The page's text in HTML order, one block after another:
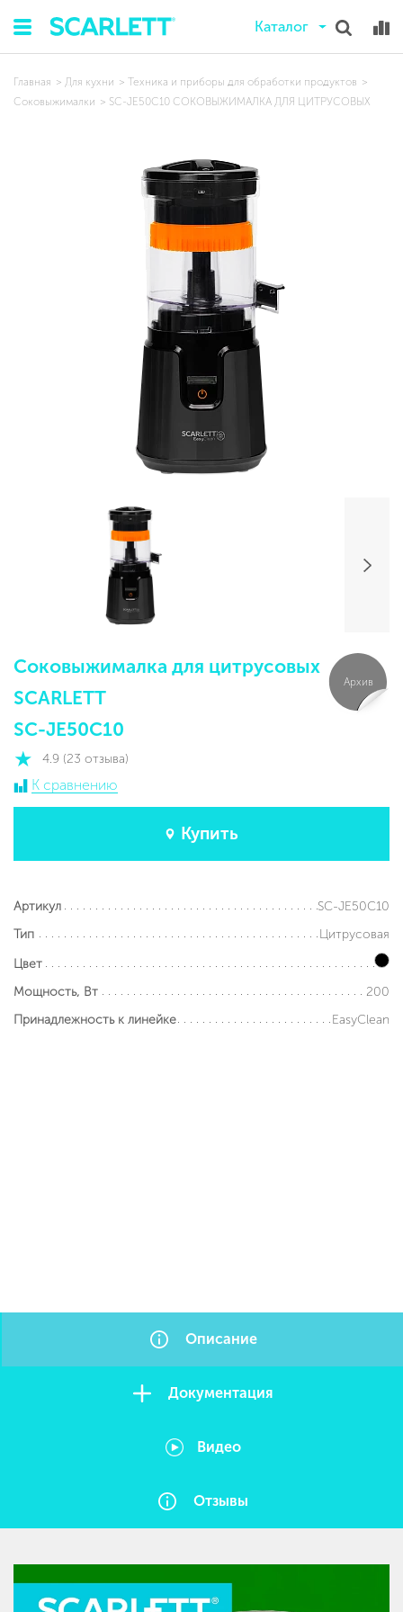
Каталог
Главная Для кухни
Техника и приборы для обработки продуктов
Соковыжималки
SC-JE50C10 СОКОВЫЖИМАЛКА ДЛЯ ЦИТРУСОВЫХ
Соковыжималка для цитрусовых
SCARLETT
SC-JE50C10
4.9 (23 отзыва)
К сравнению
Купить
Архив
Артикул
SC-JE50C10
Тип
Цитрусовая
Цвет
Мощность, Вт
200
Принадлежность к линейке
EasyClean
Описание
Документация
Видео
Отзывы